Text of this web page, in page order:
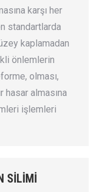
karşı her
standartlarda
kaplamadan
önlemlerin
olması,
hasar almasına
işlemleri
SİLİMİ